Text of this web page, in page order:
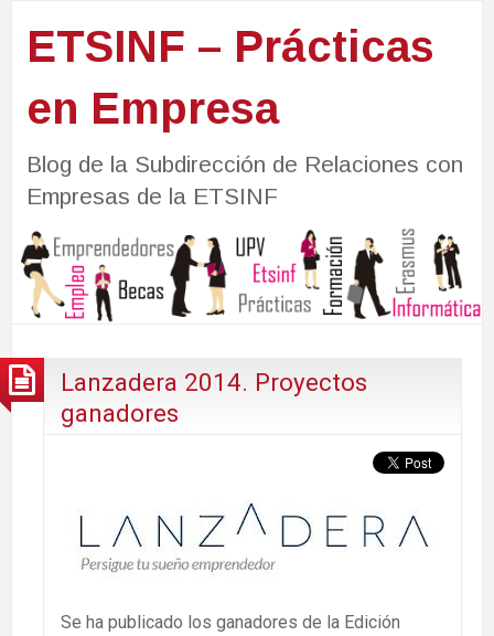
ETSINF – Prácticas
en Empresa
Blog de la Subdirección de Relaciones con
Empresas de la ETSINF
Lanzadera 2014. Proyectos
ganadores
Se ha publicado los ganadores de la Edición